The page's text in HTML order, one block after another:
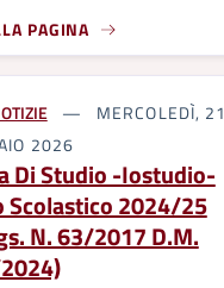
PAGINA
MERCOLEDÌ, 21
2026
Di Studio -Iostudio-
Scolastico 2024/25
N. 63/2017 D.M.